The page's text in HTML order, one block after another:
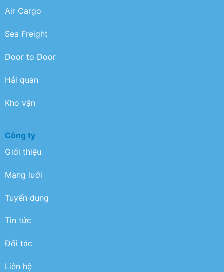
Air Cargo
Sea Freight
Door to Door
Hải quan
Kho vận
Công ty
Giới thiệu
Mạng lưới
Tuyển dụng
Tin tức
Đối tác
Liên hệ